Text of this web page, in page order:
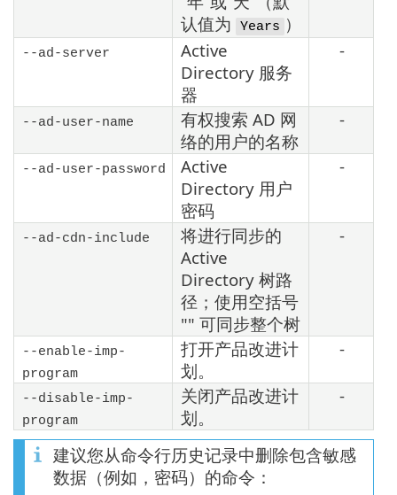
认值为
Years ）
--ad-server
Active
Directory 服务
器
-
--ad-user-name
有权搜索 AD 网
络的用户的名称
-
--ad-user-password
Active
Directory 用户
密码
-
--ad-cdn-include
将进行同步的
Active
Directory 树路
径；使用空括号
"" 可同步整个树
-
--enable-imp-
program
打开产品改进计
划。
-
--disable-imp-
program
关闭产品改进计
划。
-
建议您从命令行历史记录中删除包含敏感
数据（例如，密码）的命令：